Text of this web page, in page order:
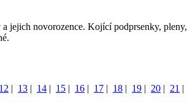
jejich novorozence. Kojící podprsenky, pleny,
12 | 13 | 14 | 15 | 16 | 17 | 18 | 19 | 20 | 21 |